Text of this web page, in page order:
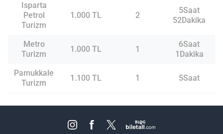
Isparta
Petrol
Turizm
1.000 TL 2
5Saat
52Dakika
Metro
Turizm
1.000 TL 1
6Saat
1Dakika
Pamukkale
Turizm
1.100 TL 1 5Saat